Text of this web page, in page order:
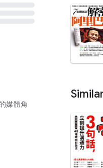
媒體角
體角度，報導快速變化的